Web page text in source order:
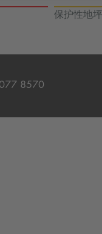
保护性地
8570